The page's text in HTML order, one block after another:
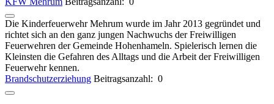
Die Kinderfeuerwehr Mehrum wurde im Jahr 2013 gegründet und
richtet sich an den ganz jungen Nachwuchs der Freiwilligen
Feuerwehren der Gemeinde Hohenhameln. Spielerisch lernen die
Kleinsten die Gefahren des Alltags und die Arbeit der Freiwilligen
Feuerwehr kennen.
Brandschutzerziehung Beitragsanzahl: 0